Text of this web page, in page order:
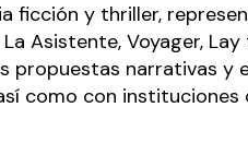
ficción y thriller,
a Asistente, Voyager,
propuestas narrativas y
como con